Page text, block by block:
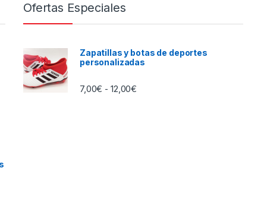
Ofertas Especiales
Zapatillas y botas de deportes
personalizadas
7,00€ - 12,00€